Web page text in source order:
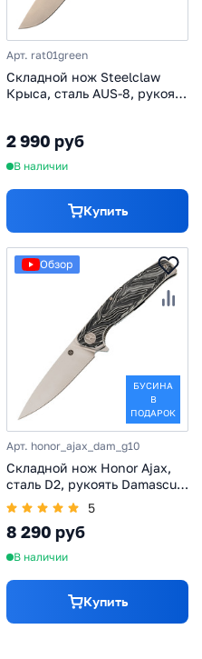
Арт. rat01green
Складной нож Steelclaw
Крыса, сталь AUS-8, рукоять
2 990 руб
В наличии
Купить
Обзор
БУСИНА
В
ПОДАРОК
Арт. honor_ajax_dam_g10
Складной нож Honor Ajax,
сталь D2, рукоять Damascus
G10
5
8 290 руб
В наличии
Купить